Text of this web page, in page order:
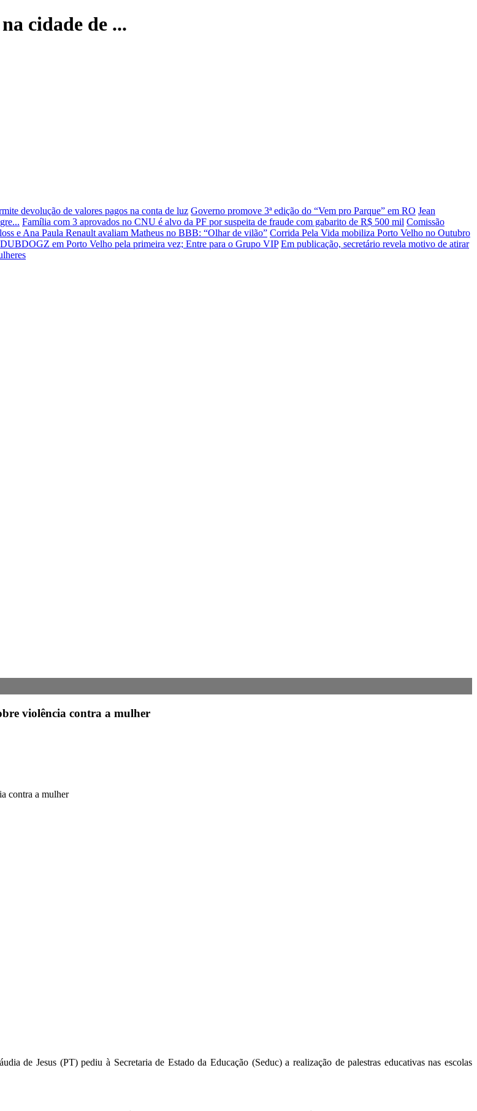
cidade de ...
devolução de valores pagos na conta de luz Governo promove 3ª edição do “Vem pro Parque” em RO Jean
Família com 3 aprovados no CNU é alvo da PF por suspeita de fraude com gabarito de R$ 500 mil Comissão
e Ana Paula Renault avaliam Matheus no BBB: “Olhar de vilão” Corrida Pela Vida mobiliza Porto Velho no Outubro
DUBDOGZ em Porto Velho pela primeira vez; Entre para o Grupo VIP Em publicação, secretário revela motivo de atirar
violência contra a mulher
de Jesus (PT) pediu à Secretaria de Estado da Educação (Seduc) a realização de palestras educativas nas escolas